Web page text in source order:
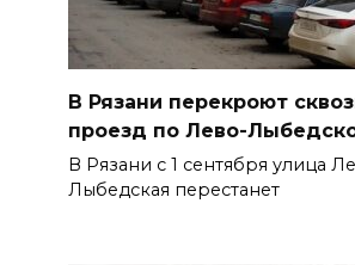
В Рязани перекроют
проезд по Лево-
В Рязани с 1 сентября улица
Лыбедская перестанет